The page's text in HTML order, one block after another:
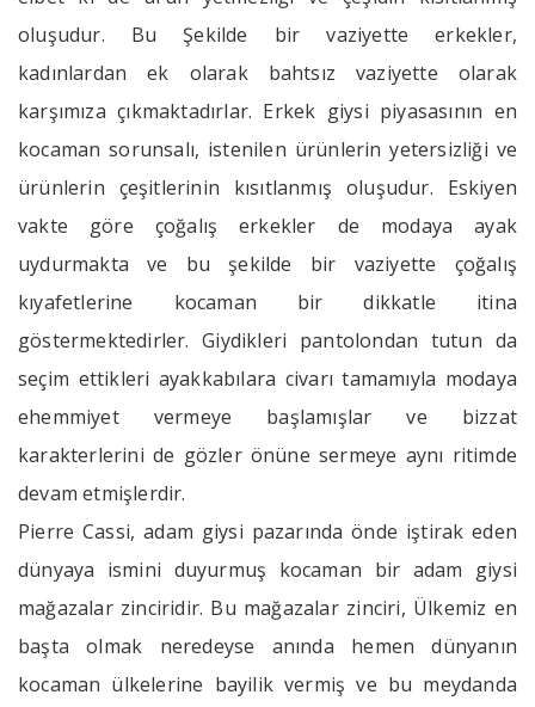
oluşudur. Bu Şekilde bir vaziyette erkekler,
kadınlardan ek olarak bahtsız vaziyette olarak
karşımıza çıkmaktadırlar. Erkek giysi piyasasının en
kocaman sorunsalı, istenilen ürünlerin yetersizliği ve
ürünlerin çeşitlerinin kısıtlanmış oluşudur. Eskiyen
vakte göre çoğalış erkekler de modaya ayak
uydurmakta ve bu şekilde bir vaziyette çoğalış
kıyafetlerine kocaman bir dikkatle itina
göstermektedirler. Giydikleri pantolondan tutun da
seçim ettikleri ayakkabılara civarı tamamıyla modaya
ehemmiyet vermeye başlamışlar ve bizzat
karakterlerini de gözler önüne sermeye aynı ritimde
devam etmişlerdir.
Pierre Cassi, adam giysi pazarında önde iştirak eden
dünyaya ismini duyurmuş kocaman bir adam giysi
mağazalar zinciridir. Bu mağazalar zinciri, Ülkemiz en
başta olmak neredeyse anında hemen dünyanın
kocaman ülkelerine bayilik vermiş ve bu meydanda